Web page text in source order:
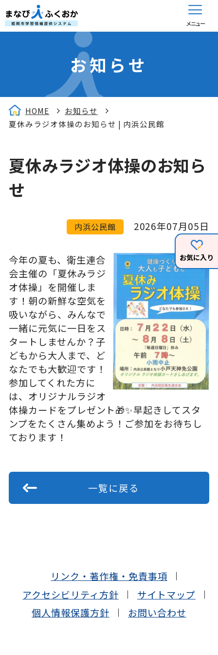
メニュー
お気に入り
お知らせ
HOME
お知らせ
夏休みラジオ体操のお知らせ | 内浜公民館
夏休みラジオ体操のお知ら
せ
内浜公民館 2026年07月05日
今年の夏も、衛生連合
会主催の「夏休みラジ
オ体操」を開催しま
す！朝の新鮮な空気を
吸いながら、みんなで
一緒に元気に一日をス
タートしませんか？子
どもから大人まで、ど
なたでも大歓迎です！
参加してくれた方に
は、オリジナルラジオ
体操カードをプレゼント🎁✨早起きしてスタ
ンプをたくさん集めよう！ご参加をお待ちし
ております！
一覧に戻る
リンク・著作権・免責事項
アクセシビリティ方針
サイトマップ
個人情報保護方針
お問い合わせ